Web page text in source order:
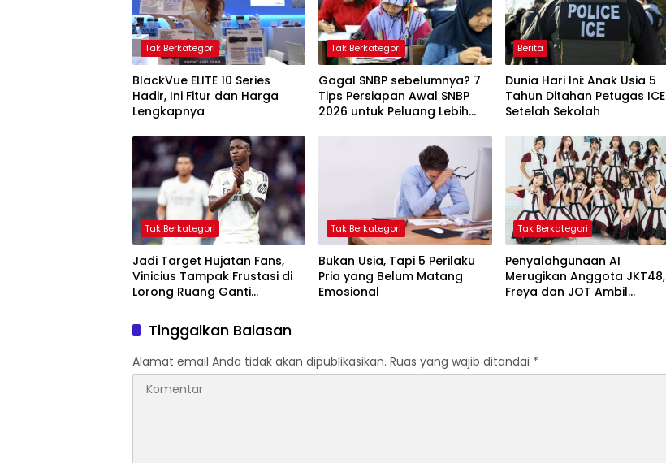
Tak Berkategori
BlackVue ELITE 10 Series
Hadir, Ini Fitur dan Harga
Lengkapnya
Tak Berkategori
Gagal SNBP sebelumnya? 7
Tips Persiapan Awal SNBP
2026 untuk Peluang Lebih
Berita
Dunia Hari Ini: Anak Usia 5
Tahun Ditahan Petugas ICE
Setelah Sekolah
Tak Berkategori
Jadi Target Hujatan Fans,
Vinicius Tampak Frustasi di
Lorong Ruang Ganti
Tak Berkategori
Bukan Usia, Tapi 5 Perilaku
Pria yang Belum Matang
Emosional
Tak Berkategori
Penyalahgunaan AI
Merugikan Anggota JKT48,
Freya dan JOT Ambil
Tinggalkan Balasan
Alamat email Anda tidak akan dipublikasikan. Ruas yang wajib ditandai *